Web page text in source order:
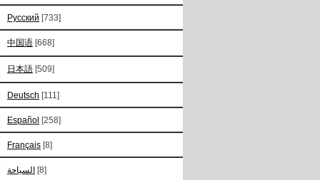
Русский [733]
中国语 [668]
日本語 [509]
Deutsch [111]
Español [258]
Français [8]
السياحة [8]